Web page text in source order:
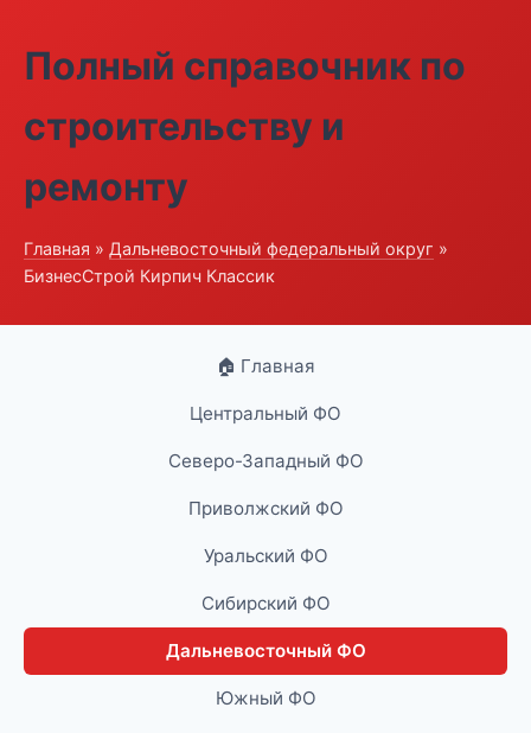
Полный справочник по
строительству и
ремонту
Главная » Дальневосточный федеральный округ »
БизнесСтрой Кирпич Классик
🏠 Главная
Центральный ФО
Северо-Западный ФО
Приволжский ФО
Уральский ФО
Сибирский ФО
Дальневосточный ФО
Южный ФО